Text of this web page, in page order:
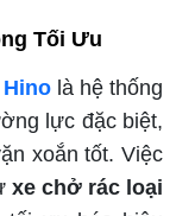
Tối Ưu
là hệ thống
lực đặc biệt,
xoắn tốt. Việc
xe chở rác loại